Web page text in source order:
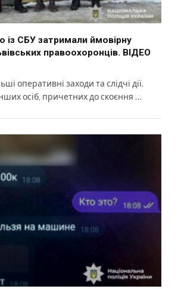
із СБУ затримали ймовірну
правоохоронців. ВІДЕО
оперативні заходи та слідчі дії.
осіб, причетних до скоєння …